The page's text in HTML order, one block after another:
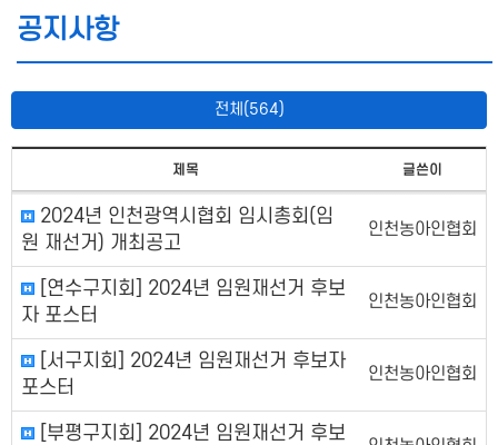
공지사항
전체(564)
제목 글쓴이
2024년 인천광역시협회 임시총회(임
원 재선거) 개최공고
인천농아인협회
[연수구지회] 2024년 임원재선거 후보
자 포스터
인천농아인협회
[서구지회] 2024년 임원재선거 후보자
포스터
인천농아인협회
[부평구지회] 2024년 임원재선거 후보